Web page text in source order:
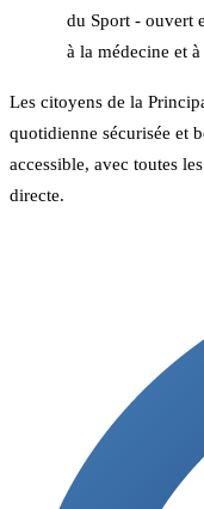
du Sport - ouvert
à la médecine et
Les citoyens de la
quotidienne sécurisée et
accessible, avec toutes
directe.